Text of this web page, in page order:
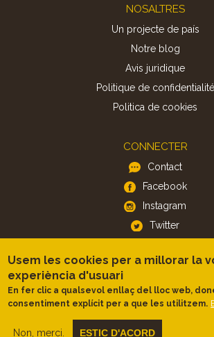
NOSALTRES
Un projecte de país
Notre blog
Avis juridique
Politique de confidentialité
Politica de cookies
CONNECTER
Contact
Facebook
Instagram
Twitter
APP
iOS
Android
Usem les cookies per a millorar la
experiència d'usuari
En fer clic a qualsevol enllaç del lloc web,
consentiment explícit per a que les utilitzem.
Non, merci. ESTIC D'ACORD